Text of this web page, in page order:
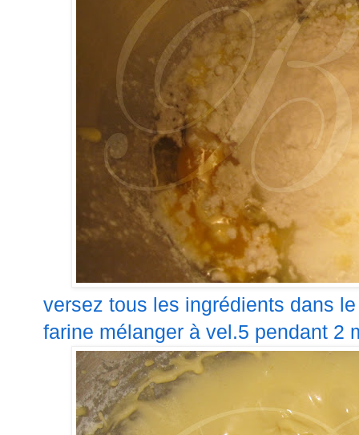
versez tous les ingrédients dans
farine mélanger à vel.5 pendant 2